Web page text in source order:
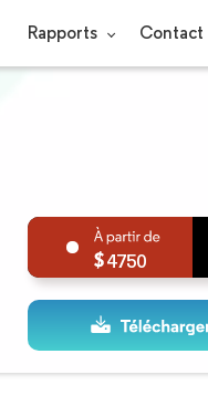
Rapports Contact
4750